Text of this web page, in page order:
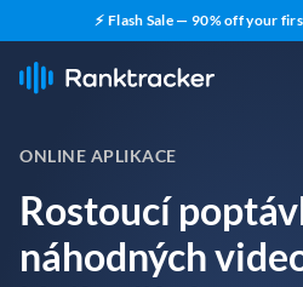
⚡ Flash Sale — 90% off your
ONLINE APLIKACE
Rostoucí
náhodných